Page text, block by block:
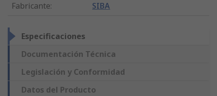
Fabricante: SIBA
Especificaciones
Documentación Técnica
Legislación y Conformidad
Datos del Producto